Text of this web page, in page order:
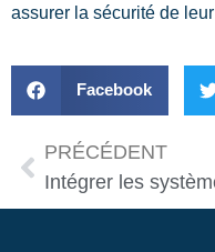
assurer la sécurité de
Facebook
PRÉCÉDENT